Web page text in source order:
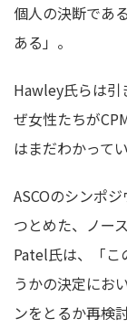
個人の決断であ
ある」。
Hawley氏らは引
ぜ女性たちが
はまだわかって
ASCOのシンポ
つとめた、ノー
Patel氏は、「こ
うかの決定にお
ンをとるか再検